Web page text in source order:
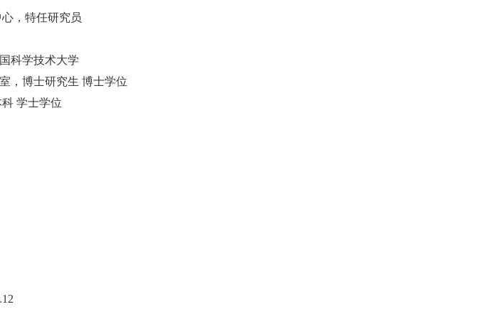
，特任研究员
科学技术大学
，博士研究生 博士学位
学士学位